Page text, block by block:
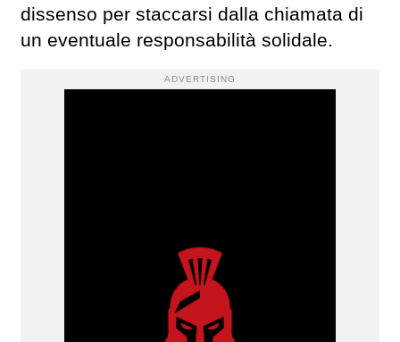
dissenso per staccarsi dalla chiamata di
un eventuale responsabilità solidale.
ADVERTISING